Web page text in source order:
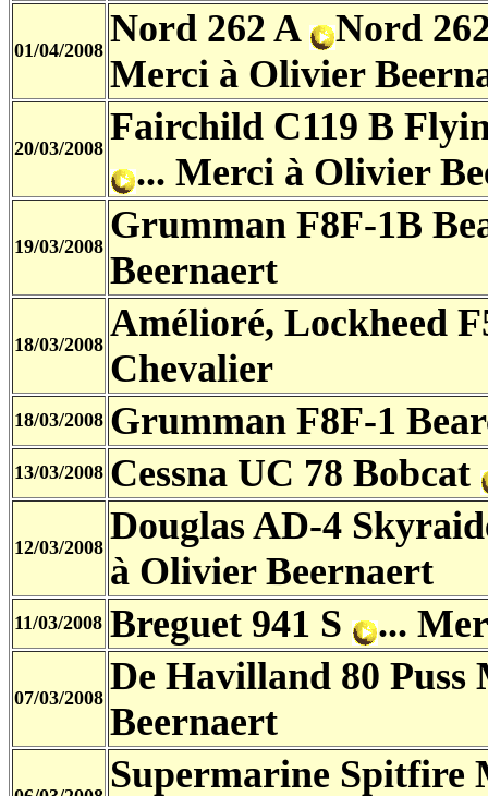
01/04/2008 Nord 262 A
Nord
Merci à Olivier
20/03/2008 Fairchild C119 B
... Merci à Olivier
19/03/2008 Grumman F8F-1B
Beernaert
18/03/2008 Amélioré, Lockheed
Chevalier
18/03/2008 Grumman F8F-1
13/03/2008 Cessna UC 78 Bobcat
12/03/2008 Douglas AD-4
à Olivier Beernaert
11/03/2008 Breguet 941 S ...
07/03/2008 De Havilland 80
Beernaert
Supermarine